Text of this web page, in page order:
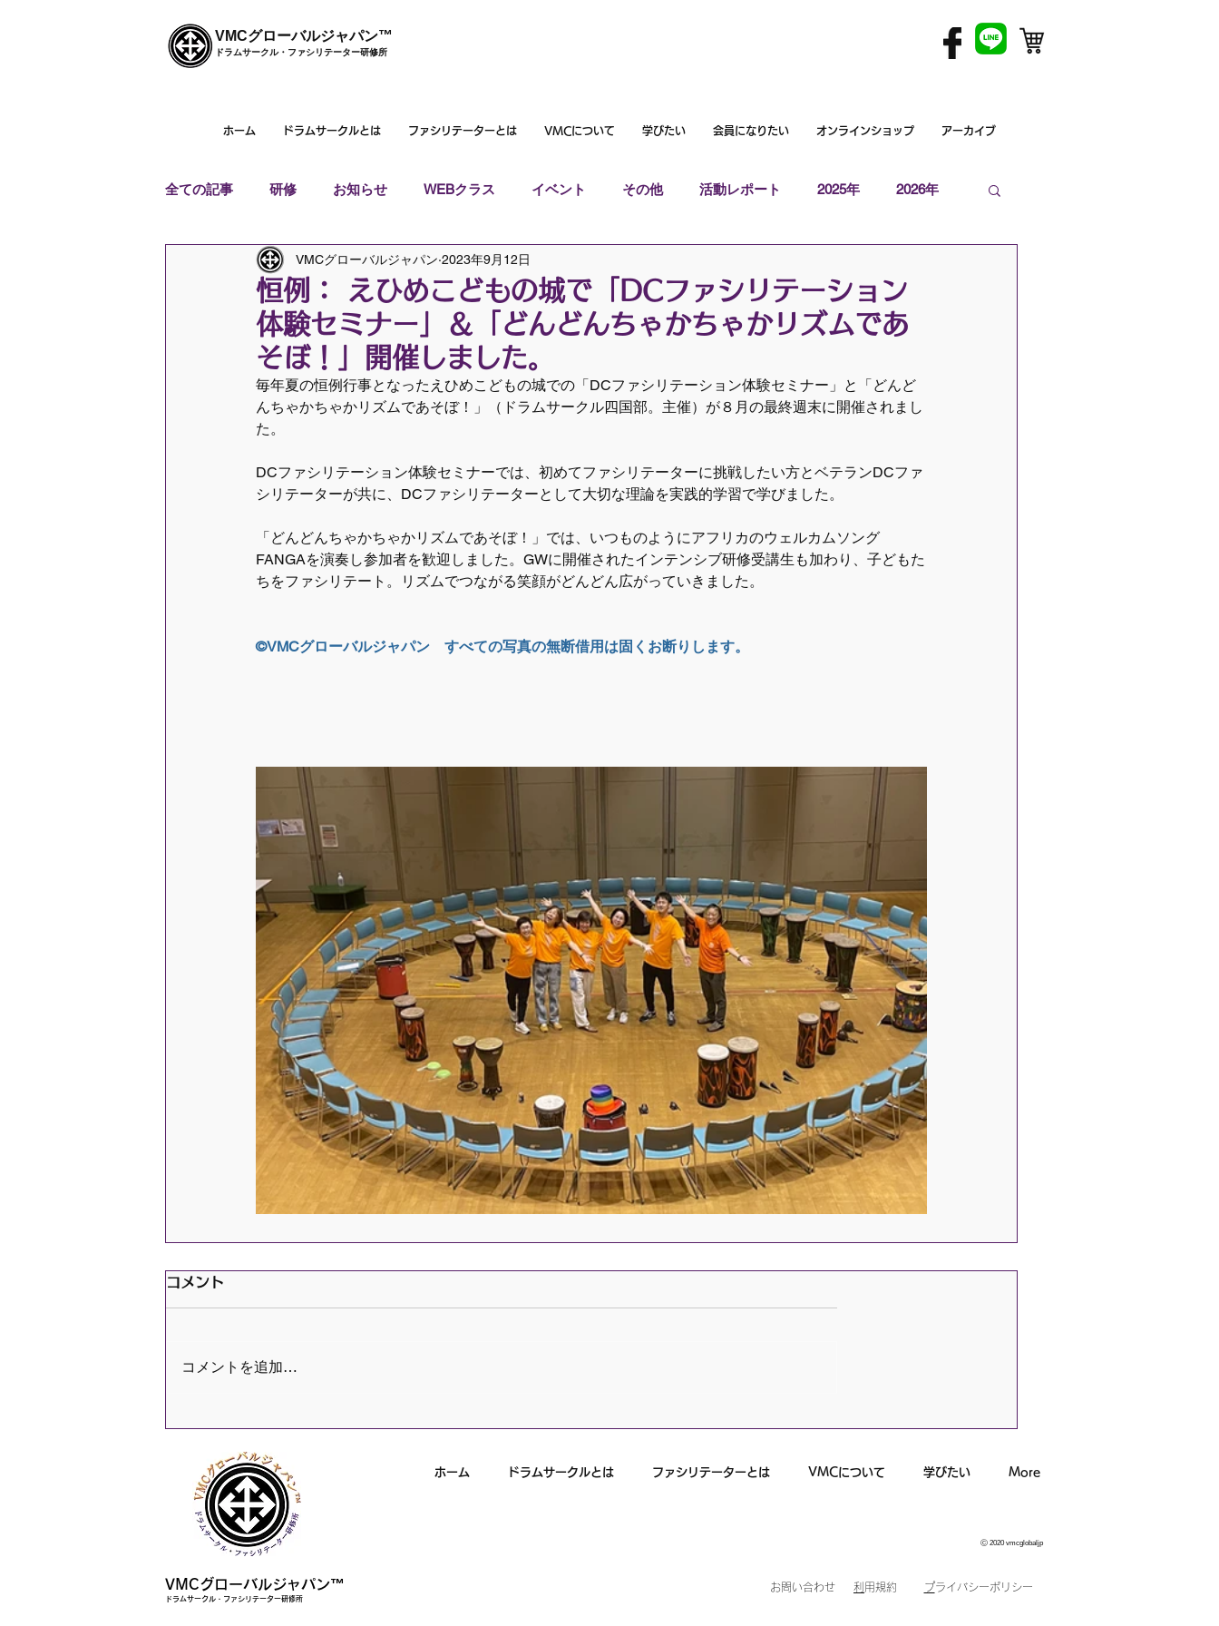
VMCグローバルジャパン™
ドラムサークル・ファシリテーター研修所
ホーム ドラムサークルとは ファシリテーターとは VMCについて 学びたい 会員になりたい オンラインショップ アーカイブ
全ての記事 研修 お知らせ WEBクラス イベント その他 活動レポート 2025年 2026年
恒例： えひめこどもの城で「DCファシリテーション
体験セミナー」＆「どんどんちゃかちゃかリズムであ
そぼ！」開催しました。
VMCグローバルジャパン 2023年9月12日
毎年夏の恒例行事となったえひめこどもの城での「DCファシリテーション体験セミナー」と「どんど
んちゃかちゃかリズムであそぼ！」（ドラムサークル四国部。主催）が８月の最終週末に開催されまし
た。
DCファシリテーション体験セミナーでは、初めてファシリテーターに挑戦したい方とベテランDCファ
シリテーターが共に、DCファシリテーターとして大切な理論を実践的学習で学びました。
「どんどんちゃかちゃかリズムであそぼ！」では、いつものようにアフリカのウェルカムソング
FANGAを演奏し参加者を歓迎しました。GWに開催されたインテンシブ研修受講生も加わり、子どもた
ちをファシリテート。リズムでつながる笑顔がどんどん広がっていきました。
©VMCグローバルジャパン　すべての写真の無断借用は固くお断りします。
コメント
コメントを追加…
VMCグローバルジャパン™
ドラムサークル・ファシリテーター研修所
ホーム ドラムサークルとは ファシリテーターとは VMCについて 学びたい More
Ⓒ 2020 vmcglobaljp
お問い合わせ ​ 利用規約 ​プライバシーポリシー